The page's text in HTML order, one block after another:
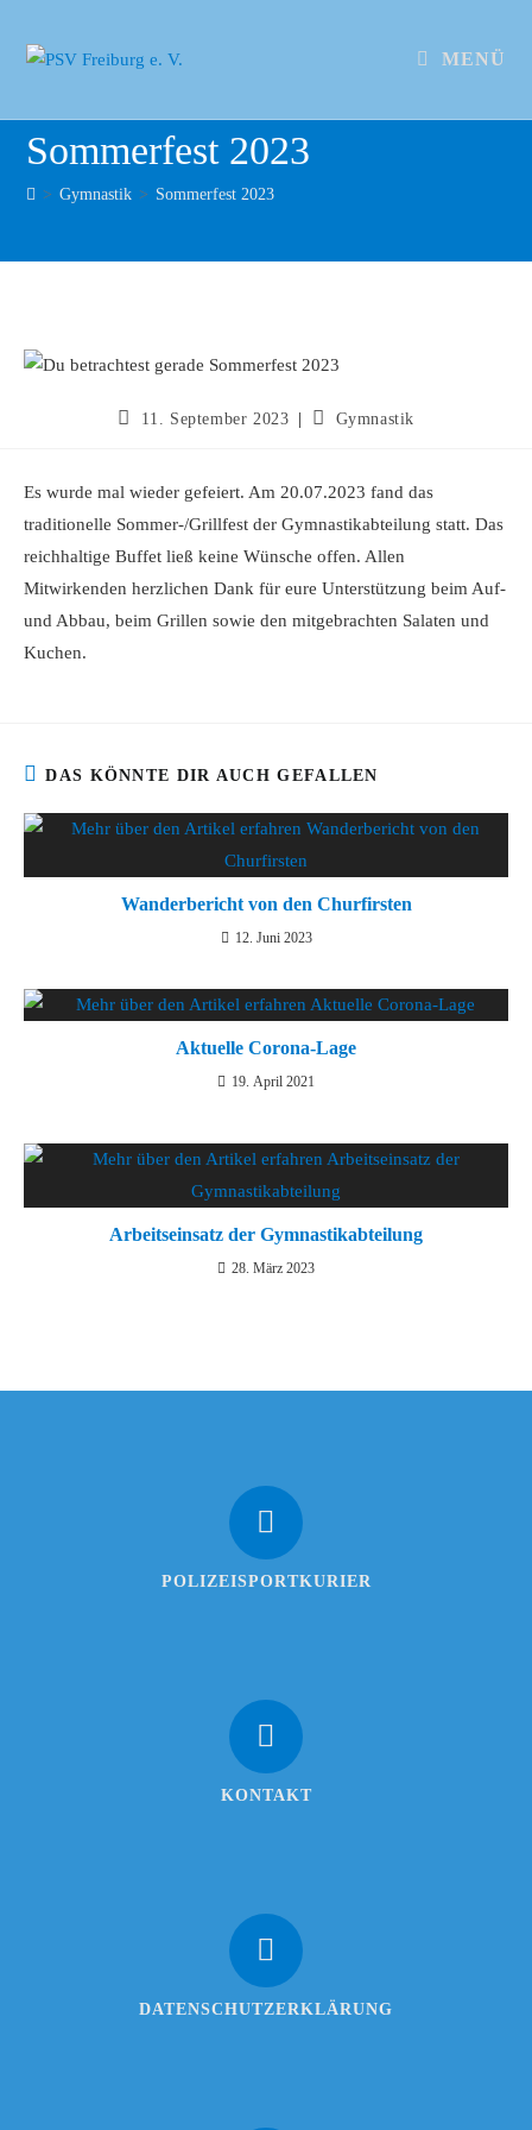
MENÜ
Sommerfest 2023
> Gymnastik > Sommerfest 2023
11. September 2023 Gymnastik
Es wurde mal wieder gefeiert. Am 20.07.2023 fand das
traditionelle Sommer-/Grillfest der Gymnastikabteilung statt. Das
reichhaltige Buffet ließ keine Wünsche offen. Allen
Mitwirkenden herzlichen Dank für eure Unterstützung beim Auf-
und Abbau, beim Grillen sowie den mitgebrachten Salaten und
Kuchen.
DAS KÖNNTE DIR AUCH GEFALLEN
Wanderbericht von den Churfirsten
12. Juni 2023
Aktuelle Corona-Lage
19. April 2021
Arbeitseinsatz der Gymnastikabteilung
28. März 2023
POLIZEISPORTKURIER
KONTAKT
DATENSCHUTZERKLÄRUNG